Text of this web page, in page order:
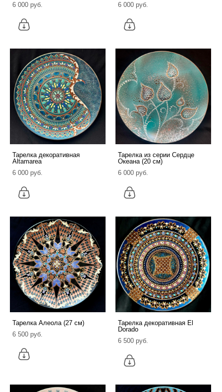
6 000 pуб.
6 000 pуб.
Тарелка декоративная
Altamarea
6 000 pуб.
Тарелка из серии Сердце
Океана (20 см)
6 000 pуб.
Тарелка Алеола (27 см)
6 500 pуб.
Тарелка декоративная El
Dorado
6 500 pуб.